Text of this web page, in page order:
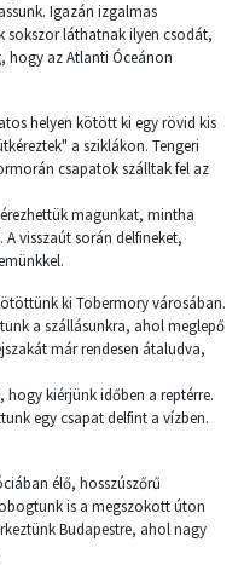
Igazán izgalmas
láthatnak ilyen csodát,
hogy az Atlanti Óceánon
helyen kötött ki egy rövid kis
a sziklákon. Tengeri
csapatok szálltak fel az
magunkat, mintha
visszaút során delfineket,
ki Tobermory városában.
a szállásunkra, ahol meglepő
már rendesen átaludva,
kiérjünk időben a reptérre.
egy csapat delfint a vízben.
élő, hosszúszőrű
is a megszokott úton
Budapestre, ahol nagy